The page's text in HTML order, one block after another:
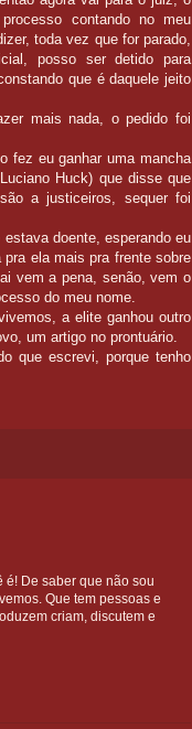
contando no meu
toda vez que for parado,
posso ser detido para
que é daquele jeito
mais nada, o pedido foi
fez eu ganhar uma mancha
Huck) que disse que
a justiceiros, sequer foi
doente, esperando eu
ela mais pra frente sobre
vem a pena, senão, vem o
do meu nome.
a elite ganhou outro
um artigo no prontuário.
que escrevi, porque tenho
é! De saber que não sou
Que tem pessoas e
criam, discutem e